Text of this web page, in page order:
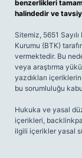
benzerlikleri
halindedir ve
Sitemiz, 5651
Kurumu (BTK)
vermektedir. Bu
veya araştırma
yazdıkları
bu sorumluluğu
Hukuka ve yasal
içerikleri,
ilgili içerikler yasal